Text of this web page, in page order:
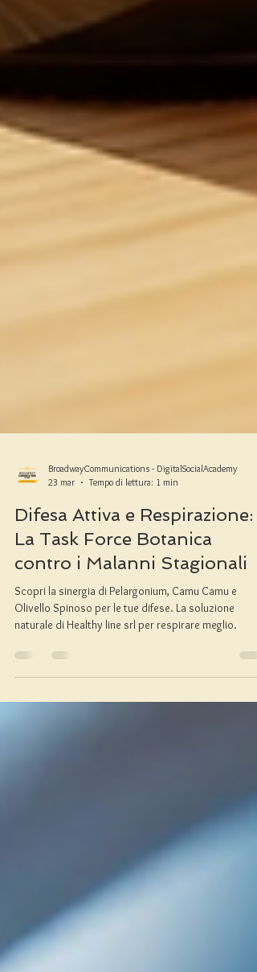
BroadwayCommunications - DigitalSocialAcademy
23 mar
Tempo di lettura: 1 min
Difesa Attiva e Respirazione:
La Task Force Botanica
contro i Malanni Stagionali
Scopri la sinergia di Pelargonium, Camu Camu e
naturale di Healthy line srl per respirare meglio.